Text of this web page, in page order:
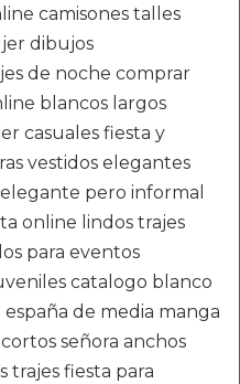
camisones talles
dibujos
de noche comprar
blancos largos
casuales fiesta y
vestidos elegantes
pero informal
online lindos trajes
para eventos
catalogo blanco
de media manga
señora anchos
trajes fiesta para